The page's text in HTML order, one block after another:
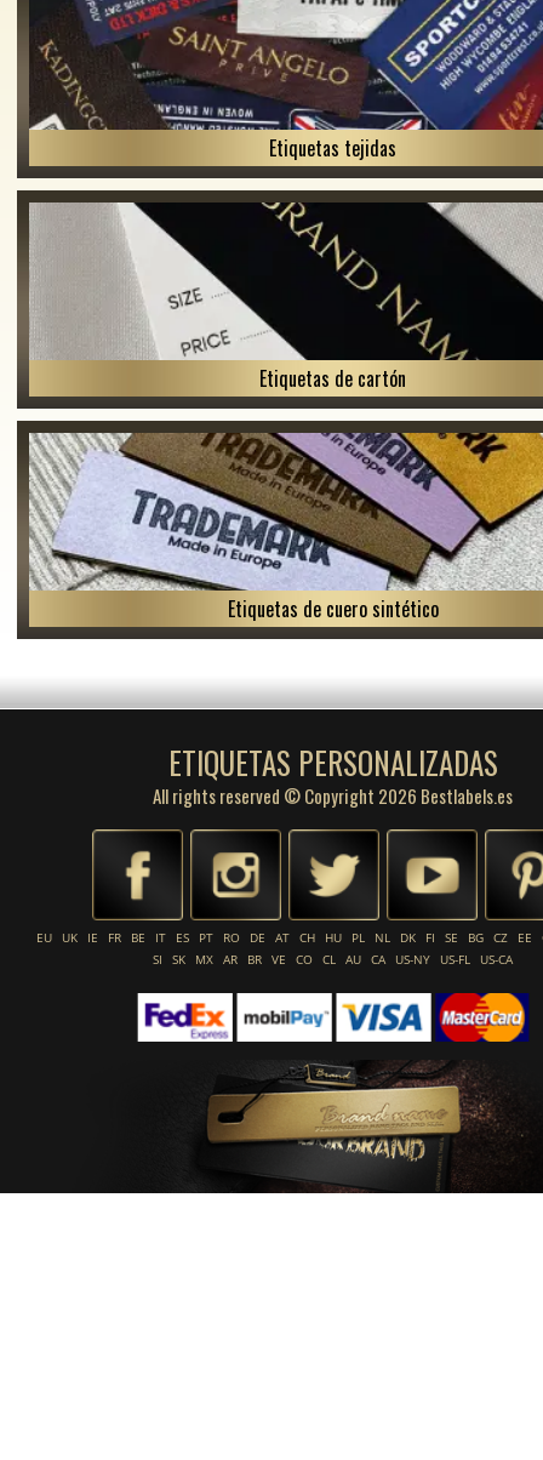
Etiquetas tejidas
Etiquetas de cartón
Etiquetas de cuero sintético
ETIQUETAS PERSONALIZADAS
All rights reserved © Copyright 2026 Bestlabels.es
EU UK IE FR BE IT ES PT RO DE AT CH HU PL NL DK FI SE BG CZ EE
SI
SK MX AR BR VE CO CL AU CA US-NY US-FL US-CA